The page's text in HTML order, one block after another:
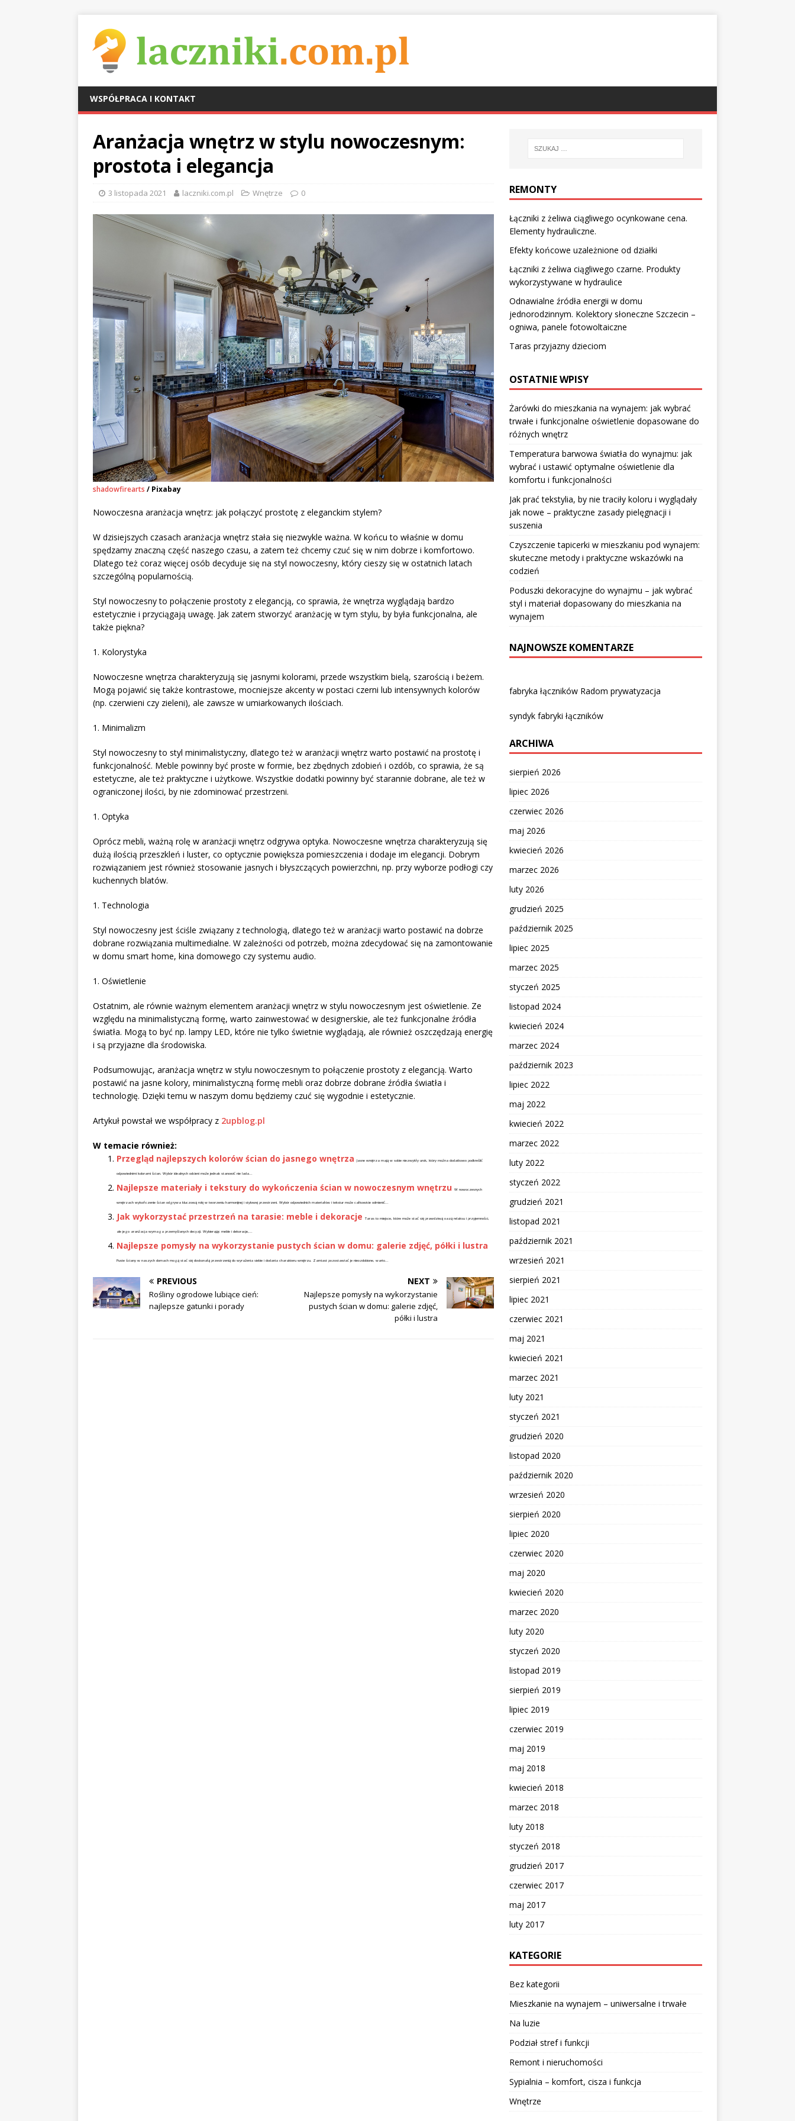
WSPÓŁPRACA I KONTAKT
Aranżacja wnętrz w stylu nowoczesnym:
prostota i elegancja
3 listopada 2021 laczniki.com.pl Wnętrze 0
shadowfirearts / Pixabay
Nowoczesna aranżacja wnętrz: jak połączyć prostotę z eleganckim stylem?
W dzisiejszych czasach aranżacja wnętrz stała się niezwykle ważna. W końcu to właśnie w domu
spędzamy znaczną część naszego czasu, a zatem też chcemy czuć się w nim dobrze i komfortowo.
Dlatego też coraz więcej osób decyduje się na styl nowoczesny, który cieszy się w ostatnich latach
szczególną popularnością.
Styl nowoczesny to połączenie prostoty z elegancją, co sprawia, że wnętrza wyglądają bardzo
estetycznie i przyciągają uwagę. Jak zatem stworzyć aranżację w tym stylu, by była funkcjonalna, ale
także piękna?
1. Kolorystyka
Nowoczesne wnętrza charakteryzują się jasnymi kolorami, przede wszystkim bielą, szarością i beżem.
Mogą pojawić się także kontrastowe, mocniejsze akcenty w postaci czerni lub intensywnych kolorów
(np. czerwieni czy zieleni), ale zawsze w umiarkowanych ilościach.
1. Minimalizm
Styl nowoczesny to styl minimalistyczny, dlatego też w aranżacji wnętrz warto postawić na prostotę i
funkcjonalność. Meble powinny być proste w formie, bez zbędnych zdobień i ozdób, co sprawia, że są
estetyczne, ale też praktyczne i użytkowe. Wszystkie dodatki powinny być starannie dobrane, ale też w
ograniczonej ilości, by nie zdominować przestrzeni.
1. Optyka
Oprócz mebli, ważną rolę w aranżacji wnętrz odgrywa optyka. Nowoczesne wnętrza charakteryzują się
dużą ilością przeszkleń i luster, co optycznie powiększa pomieszczenia i dodaje im elegancji. Dobrym
rozwiązaniem jest również stosowanie jasnych i błyszczących powierzchni, np. przy wyborze podłogi czy
kuchennych blatów.
1. Technologia
Styl nowoczesny jest ściśle związany z technologią, dlatego też w aranżacji warto postawić na dobrze
dobrane rozwiązania multimedialne. W zależności od potrzeb, można zdecydować się na zamontowanie
w domu smart home, kina domowego czy systemu audio.
1. Oświetlenie
Ostatnim, ale równie ważnym elementem aranżacji wnętrz w stylu nowoczesnym jest oświetlenie. Ze
względu na minimalistyczną formę, warto zainwestować w designerskie, ale też funkcjonalne źródła
światła. Mogą to być np. lampy LED, które nie tylko świetnie wyglądają, ale również oszczędzają energię
i są przyjazne dla środowiska.
Podsumowując, aranżacja wnętrz w stylu nowoczesnym to połączenie prostoty z elegancją. Warto
postawić na jasne kolory, minimalistyczną formę mebli oraz dobrze dobrane źródła światła i
technologię. Dzięki temu w naszym domu będziemy czuć się wygodnie i estetycznie.
Artykuł powstał we współpracy z 2upblog.pl
W temacie również:
Przegląd najlepszych kolorów ścian do jasnego wnętrza
Jasne wnętrza mają w sobie niezwykły urok, który można dodatkowo podkreślić
odpowiednimi kolorami ścian. Wybór idealnych odcieni może jednak stanowić nie lada...
Najlepsze materiały i tekstury do wykończenia ścian w nowoczesnym wnętrzu W nowoczesnych
wnętrzach wykończenie ścian odgrywa kluczową rolę w tworzeniu harmonijnej i stylowej przestrzeni. Wybór odpowiednich materiałów i tekstur może całkowicie odmienić...
Jak wykorzystać przestrzeń na tarasie: meble i dekoracje Taras to miejsce, które może stać się prawdziwą oazą relaksu i przyjemności,
ale jego aranżacja wymaga przemyślanych decyzji. Wybierając meble i dekoracje,...
Najlepsze pomysły na wykorzystanie pustych ścian w domu: galerie zdjęć, półki i lustra
Puste ściany w naszych domach mogą stać się doskonałą przestrzenią do wyrażenia siebie i dodania charakteru wnętrzu. Zamiast pozostawiać je nieozdobione, warto...
PREVIOUS
Rośliny ogrodowe lubiące cień:
najlepsze gatunki i porady
NEXT
Najlepsze pomysły na wykorzystanie
pustych ścian w domu: galerie zdjęć,
półki i lustra
REMONTY
Łączniki z żeliwa ciągliwego ocynkowane cena.
Elementy hydrauliczne.
Efekty końcowe uzależnione od działki
Łączniki z żeliwa ciągliwego czarne. Produkty
wykorzystywane w hydraulice
Odnawialne źródła energii w domu
jednorodzinnym. Kolektory słoneczne Szczecin –
ogniwa, panele fotowoltaiczne
Taras przyjazny dzieciom
OSTATNIE WPISY
Żarówki do mieszkania na wynajem: jak wybrać
trwałe i funkcjonalne oświetlenie dopasowane do
różnych wnętrz
Temperatura barwowa światła do wynajmu: jak
wybrać i ustawić optymalne oświetlenie dla
komfortu i funkcjonalności
Jak prać tekstylia, by nie traciły koloru i wyglądały
jak nowe – praktyczne zasady pielęgnacji i
suszenia
Czyszczenie tapicerki w mieszkaniu pod wynajem:
skuteczne metody i praktyczne wskazówki na
codzień
Poduszki dekoracyjne do wynajmu – jak wybrać
styl i materiał dopasowany do mieszkania na
wynajem
NAJNOWSZE KOMENTARZE
fabryka łączników Radom prywatyzacja
syndyk fabryki łączników
ARCHIWA
sierpień 2026
lipiec 2026
czerwiec 2026
maj 2026
kwiecień 2026
marzec 2026
luty 2026
grudzień 2025
październik 2025
lipiec 2025
marzec 2025
styczeń 2025
listopad 2024
kwiecień 2024
marzec 2024
październik 2023
lipiec 2022
maj 2022
kwiecień 2022
marzec 2022
luty 2022
styczeń 2022
grudzień 2021
listopad 2021
październik 2021
wrzesień 2021
sierpień 2021
lipiec 2021
czerwiec 2021
maj 2021
kwiecień 2021
marzec 2021
luty 2021
styczeń 2021
grudzień 2020
listopad 2020
październik 2020
wrzesień 2020
sierpień 2020
lipiec 2020
czerwiec 2020
maj 2020
kwiecień 2020
marzec 2020
luty 2020
styczeń 2020
listopad 2019
sierpień 2019
lipiec 2019
czerwiec 2019
maj 2019
maj 2018
kwiecień 2018
marzec 2018
luty 2018
styczeń 2018
grudzień 2017
czerwiec 2017
maj 2017
luty 2017
KATEGORIE
Bez kategorii
Mieszkanie na wynajem – uniwersalne i trwałe
Na luzie
Podział stref i funkcji
Remont i nieruchomości
Sypialnia – komfort, cisza i funkcja
Wnętrze